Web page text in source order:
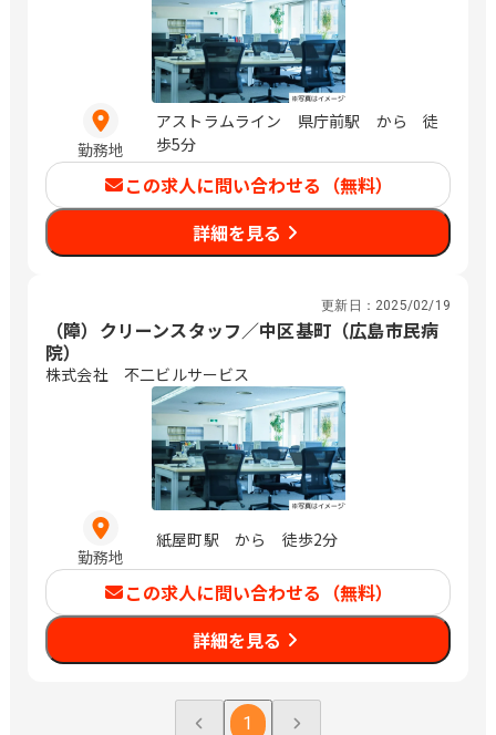
勤務地
アストラムライン 県庁前駅 から 徒
歩5分
この求人に問い合わせる（無料）
詳細を見る
更新日： 2025/02/19
（障）クリーンスタッフ／中区基町（広島市民病
院）
株式会社 不二ビルサービス
勤務地
紙屋町駅 から 徒歩2分
この求人に問い合わせる（無料）
詳細を見る
1